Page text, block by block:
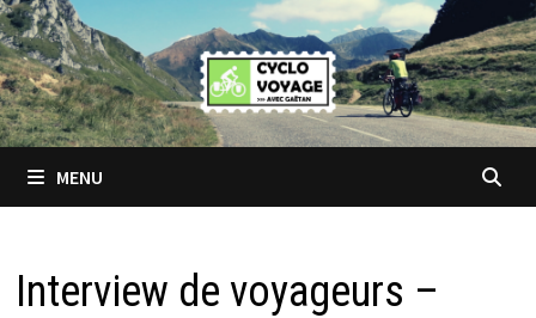
Passer
au
contenu
MENU
Interview de voyageurs –